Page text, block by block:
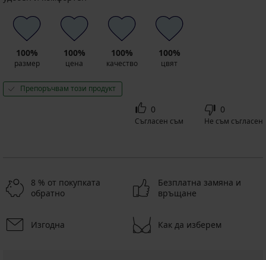
100%
размер
100%
цена
100%
качество
100%
цвят
Препоръчвам този продукт
0
Съгласен съм
0
Не съм съгласен
8 % от покупката
обратно
Безплатна замяна и
връщане
Изгодна Как да изберем